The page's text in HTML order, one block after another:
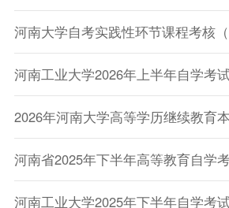
河南省2025年下半年高等教育自学